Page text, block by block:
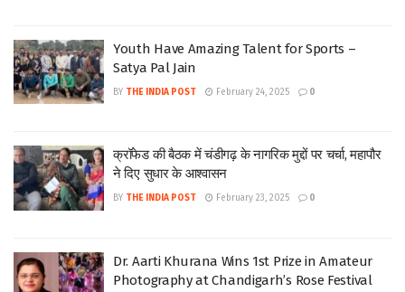
Youth Have Amazing Talent for Sports –
Satya Pal Jain
BY THE INDIA POST February 24, 2025 0
क्रॉफेड की बैठक में चंडीगढ़ के नागरिक मुद्दों पर चर्चा, महापौर
ने दिए सुधार के आश्वासन
BY THE INDIA POST February 23, 2025 0
Dr. Aarti Khurana Wins 1st Prize in Amateur
Photography at Chandigarh’s Rose Festival